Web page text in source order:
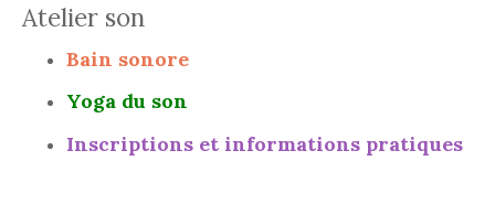
Atelier son
Bain sonore
Yoga du son
Inscriptions et informations pratiques